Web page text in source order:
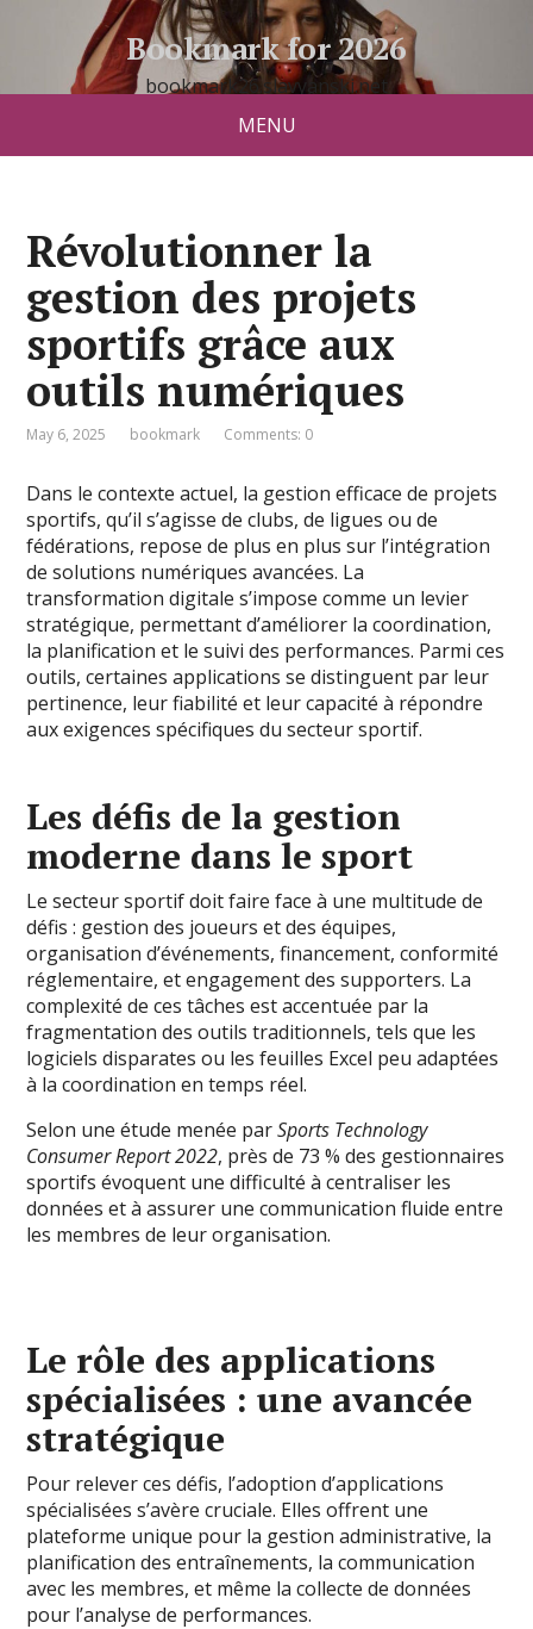
Bookmark for 2026
bookmark26.slavyanski.net
MENU
Révolutionner la
gestion des projets
sportifs grâce aux
outils numériques
May 6, 2025 bookmark Comments: 0
Dans le contexte actuel, la gestion efficace de projets
sportifs, qu’il s’agisse de clubs, de ligues ou de
fédérations, repose de plus en plus sur l’intégration
de solutions numériques avancées. La
transformation digitale s’impose comme un levier
stratégique, permettant d’améliorer la coordination,
la planification et le suivi des performances. Parmi ces
outils, certaines applications se distinguent par leur
pertinence, leur fiabilité et leur capacité à répondre
aux exigences spécifiques du secteur sportif.
Les défis de la gestion
moderne dans le sport
Le secteur sportif doit faire face à une multitude de
défis : gestion des joueurs et des équipes,
organisation d’événements, financement, conformité
réglementaire, et engagement des supporters. La
complexité de ces tâches est accentuée par la
fragmentation des outils traditionnels, tels que les
logiciels disparates ou les feuilles Excel peu adaptées
à la coordination en temps réel.
Selon une étude menée parSports Technology
Consumer Report 2022, près de 73 % des gestionnaires
sportifs évoquent une difficulté à centraliser les
données et à assurer une communication fluide entre
les membres de leur organisation.
Le rôle des applications
spécialisées : une avancée
stratégique
Pour relever ces défis, l’adoption d’applications
spécialisées s’avère cruciale. Elles offrent une
plateforme unique pour la gestion administrative, la
planification des entraînements, la communication
avec les membres, et même la collecte de données
pour l’analyse de performances.